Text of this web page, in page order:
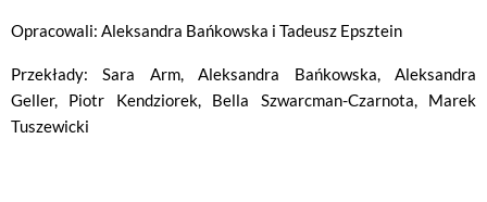
Opracowali: Aleksandra Bańkowska i Tadeusz Epsztein
Przekłady: Sara Arm, Aleksandra Bańkowska, Aleksandra
Geller, Piotr Kendziorek, Bella Szwarcman-Czarnota, Marek
Tuszewicki